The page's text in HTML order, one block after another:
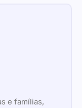
e famílias,